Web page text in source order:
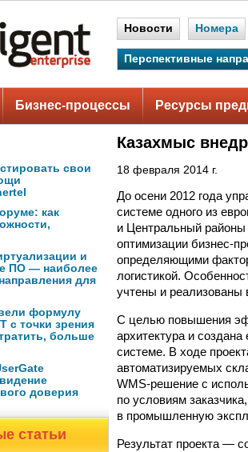
Новости Номера
Перспективные
Бизнес-процессы Ресурсы
свои
как
и
ПО — наиболее
для
формулу
с точки зрения
больше
доверия
статьи
Казахмыс
18 февраля 2014 г.
До осени 2012 года
системе одного из
и Центральный районы
оптимизации бизнес-
определяющими
логистикой.
учтены и
С целью повышения
архитектура и
системе. В ходе
автоматизируемых
WMS-решение с
по условиям
в промышленную
Результат проекта —